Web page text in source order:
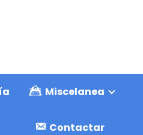
Miscelanea
Contactar